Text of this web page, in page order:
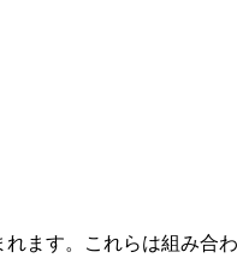
ます。これらは組み合